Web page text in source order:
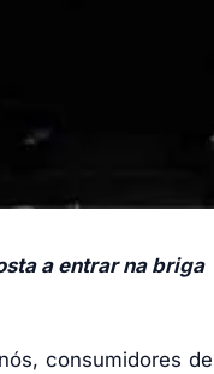
a entrar na briga
consumidores de